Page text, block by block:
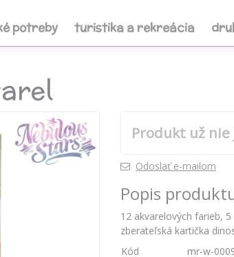
potreby turistika a rekreácia
Produkt už
Odoslať e-mailom
Popis
12 akvarelových farieb,
zberateľská kartička
Kód
mr-w-